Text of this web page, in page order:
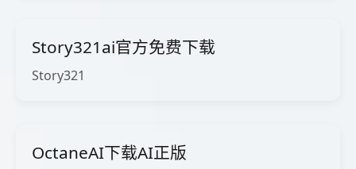
Story321ai官方免费下载
Story321
OctaneAI下载AI正版